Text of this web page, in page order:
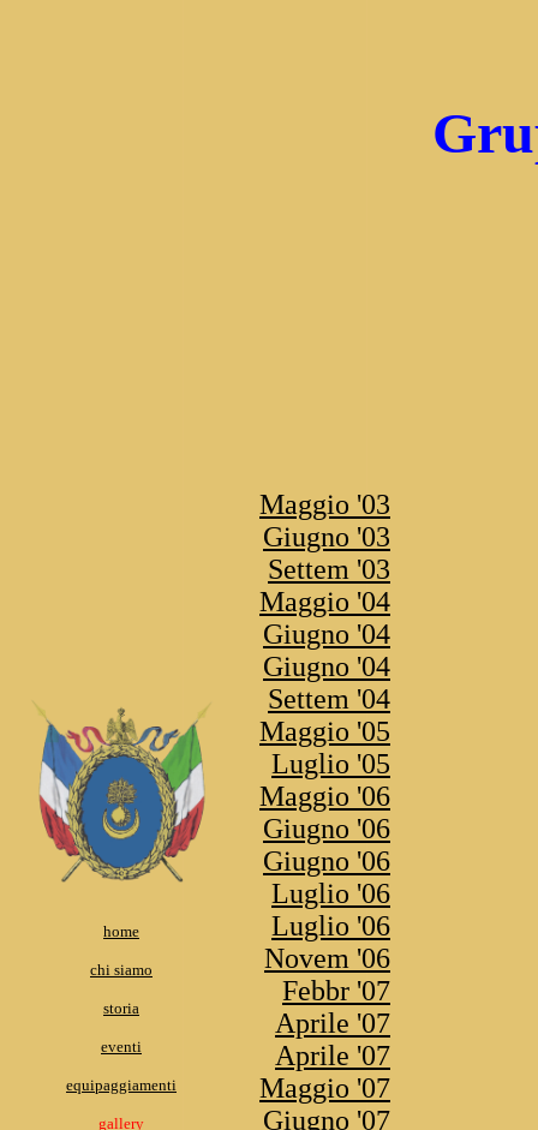
home
chi siamo
storia
eventi
equipaggiamenti
gallery
Maggio '03
Giugno '03
Settem '03
Maggio '04
Giugno '04
Giugno '04
Settem '04
Maggio '05
Luglio '05
Maggio '06
Giugno '06
Giugno '06
Luglio '06
Luglio '06
Novem '06
Febbr '07
Aprile '07
Aprile '07
Maggio '07
Giugno '07